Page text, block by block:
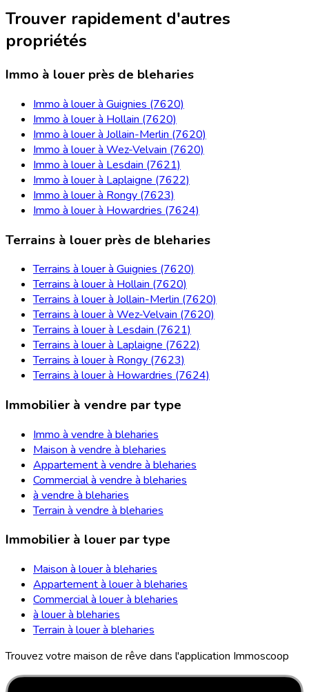
Trouver rapidement d'autres
propriétés
Immo à louer près de bleharies
Immo à louer à Guignies (7620)
Immo à louer à Hollain (7620)
Immo à louer à Jollain-Merlin (7620)
Immo à louer à Wez-Velvain (7620)
Immo à louer à Lesdain (7621)
Immo à louer à Laplaigne (7622)
Immo à louer à Rongy (7623)
Immo à louer à Howardries (7624)
Terrains à louer près de bleharies
Terrains à louer à Guignies (7620)
Terrains à louer à Hollain (7620)
Terrains à louer à Jollain-Merlin (7620)
Terrains à louer à Wez-Velvain (7620)
Terrains à louer à Lesdain (7621)
Terrains à louer à Laplaigne (7622)
Terrains à louer à Rongy (7623)
Terrains à louer à Howardries (7624)
Immobilier à vendre par type
Immo à vendre à bleharies
Maison à vendre à bleharies
Appartement à vendre à bleharies
Commercial à vendre à bleharies
à vendre à bleharies
Terrain à vendre à bleharies
Immobilier à louer par type
Maison à louer à bleharies
Appartement à louer à bleharies
Commercial à louer à bleharies
à louer à bleharies
Terrain à louer à bleharies
Trouvez votre maison de rêve dans l'application Immoscoop